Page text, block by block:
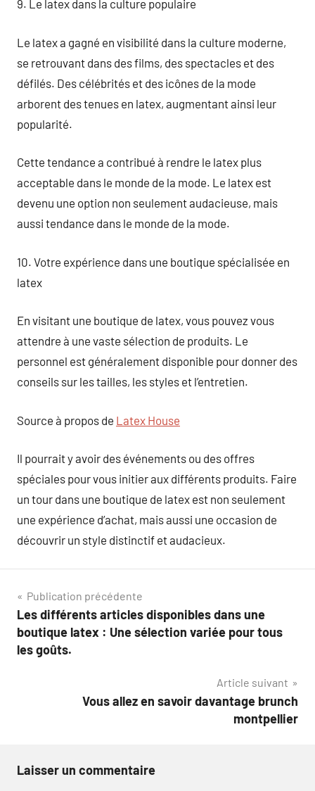
9. Le latex dans la culture populaire
Le latex a gagné en visibilité dans la culture moderne,
se retrouvant dans des films, des spectacles et des
défilés. Des célébrités et des icônes de la mode
arborent des tenues en latex, augmentant ainsi leur
popularité.
Cette tendance a contribué à rendre le latex plus
acceptable dans le monde de la mode. Le latex est
devenu une option non seulement audacieuse, mais
aussi tendance dans le monde de la mode.
10. Votre expérience dans une boutique spécialisée en
latex
En visitant une boutique de latex, vous pouvez vous
attendre à une vaste sélection de produits. Le
personnel est généralement disponible pour donner des
conseils sur les tailles, les styles et l’entretien.
Source à propos de Latex House
Il pourrait y avoir des événements ou des offres
spéciales pour vous initier aux différents produits. Faire
un tour dans une boutique de latex est non seulement
une expérience d’achat, mais aussi une occasion de
découvrir un style distinctif et audacieux.
Navigation
de
l’article
Publication précédente
Les différents articles disponibles dans une
boutique latex : Une sélection variée pour tous
les goûts.
Article suivant
Vous allez en savoir davantage brunch
montpellier
Laisser un commentaire